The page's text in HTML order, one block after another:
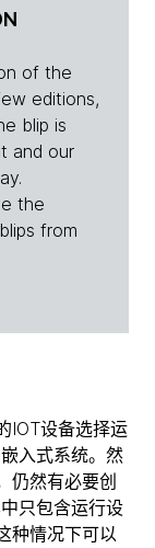
of the
editions,
blip is
and our
the
from
IOT设备选择运
入式系统。然
仍然有必要创
只包含运行设
种情况下可以